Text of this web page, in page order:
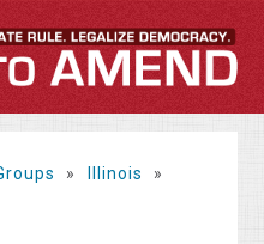
» Illinois
»